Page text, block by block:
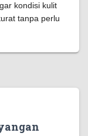
kondisi kulit
tanpa perlu